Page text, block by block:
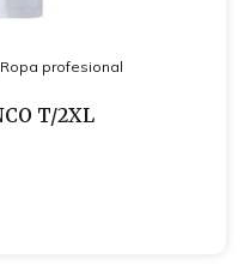
Ropa profesional
T/2XL